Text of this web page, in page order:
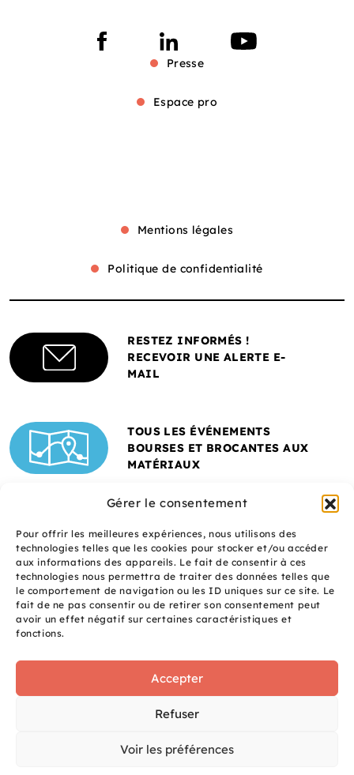
Gérer le consentement
Pour offrir les meilleures expériences, nous utilisons des
technologies telles que les cookies pour stocker et/ou accéder
aux informations des appareils. Le fait de consentir à ces
technologies nous permettra de traiter des données telles que
le comportement de navigation ou les ID uniques sur ce site. Le
fait de ne pas consentir ou de retirer son consentement peut
avoir un effet négatif sur certaines caractéristiques et
fonctions.
Accepter
Refuser
Voir les préférences
Presse
Espace pro
Mentions légales
Politique de confidentialité
RESTEZ INFORMÉS !
RECEVOIR UNE ALERTE E-
MAIL
TOUS LES ÉVÉNEMENTS
BOURSES ET BROCANTES AUX
MATÉRIAUX
Un site réalisé avec
siteS
é
q
uaNe